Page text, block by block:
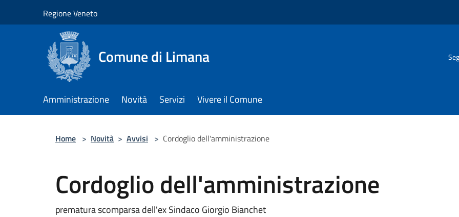
Regione Veneto
Comune di Limana
Amministrazione Novità Servizi Vivere il Comune
Home > Novità > Avvisi > Cordoglio dell'amministrazione
Cordoglio dell'amministrazione
prematura scomparsa dell'ex Sindaco Giorgio Bianchet